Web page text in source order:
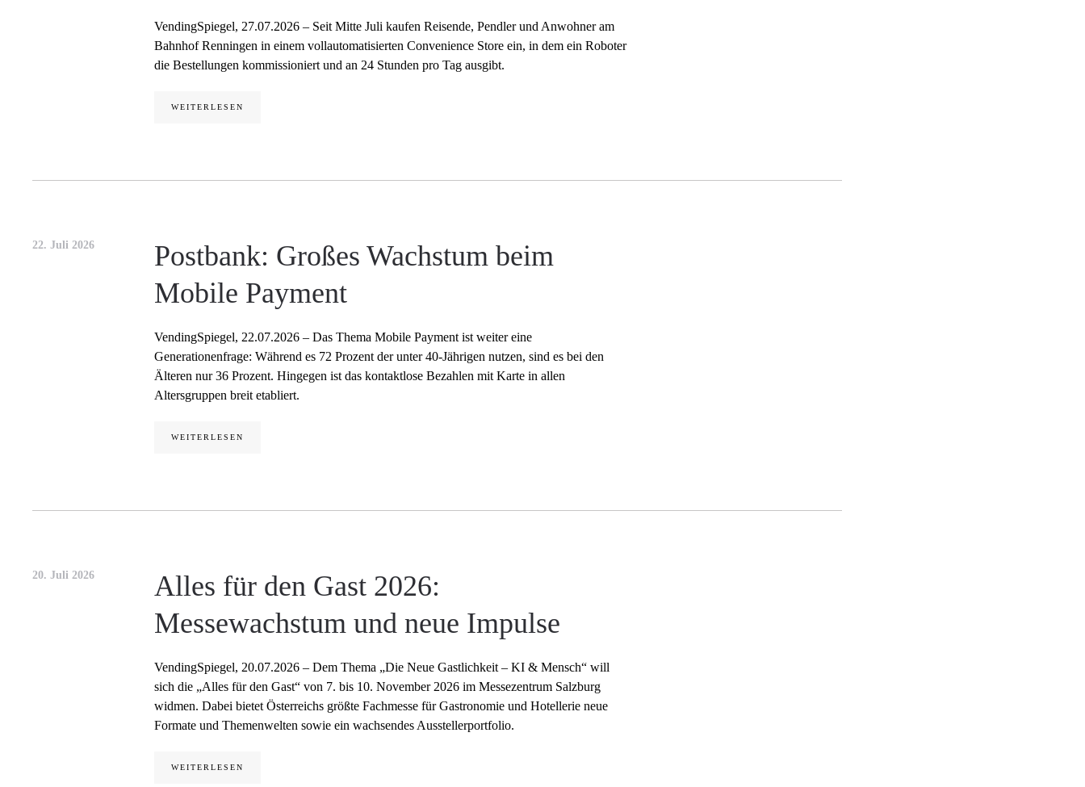
VendingSpiegel, 27.07.2026 – Seit Mitte Juli kaufen Reisende, Pendler und Anwohner am
Bahnhof Renningen in einem vollautomatisierten Convenience Store ein, in dem ein Roboter
die Bestellungen kommissioniert und an 24 Stunden pro Tag ausgibt.
WEITERLESEN
22. Juli 2026
Postbank: Großes Wachstum beim
Mobile Payment
VendingSpiegel, 22.07.2026 – Das Thema Mobile Payment ist weiter eine
Generationenfrage: Während es 72 Prozent der unter 40-Jährigen nutzen, sind es bei den
Älteren nur 36 Prozent. Hingegen ist das kontaktlose Bezahlen mit Karte in allen
Altersgruppen breit etabliert.
WEITERLESEN
20. Juli 2026
Alles für den Gast 2026:
Messewachstum und neue Impulse
VendingSpiegel, 20.07.2026 – Dem Thema „Die Neue Gastlichkeit – KI & Mensch“ will
sich die „Alles für den Gast“ von 7. bis 10. November 2026 im Messezentrum Salzburg
widmen. Dabei bietet Österreichs größte Fachmesse für Gastronomie und Hotellerie neue
Formate und Themenwelten sowie ein wachsendes Ausstellerportfolio.
WEITERLESEN